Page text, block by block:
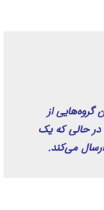
از
در حالی که یک
می‌کند.